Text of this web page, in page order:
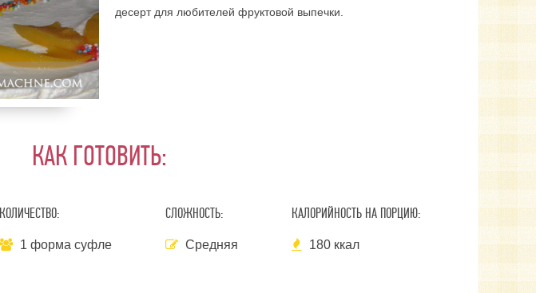
десерт для любителей фруктовой выпечки.
КАК ГОТОВИТЬ:
КОЛИЧЕСТВО:
1 форма суфле
СЛОЖНОСТЬ:
Средняя
КАЛОРИЙНОСТЬ НА ПОРЦИЮ:
180 ккал